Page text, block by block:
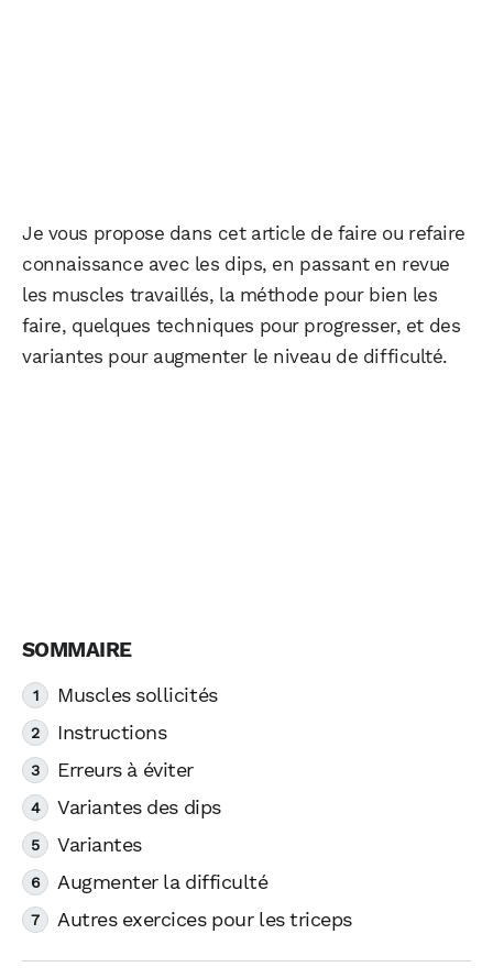
Je vous propose dans cet article de faire ou refaire
connaissance avec les dips, en passant en revue
les muscles travaillés, la méthode pour bien les
faire, quelques techniques pour progresser, et des
variantes pour augmenter le niveau de difficulté.
Muscles sollicités
Instructions
Erreurs à éviter
Variantes des dips
Variantes
Augmenter la difficulté
Autres exercices pour les triceps